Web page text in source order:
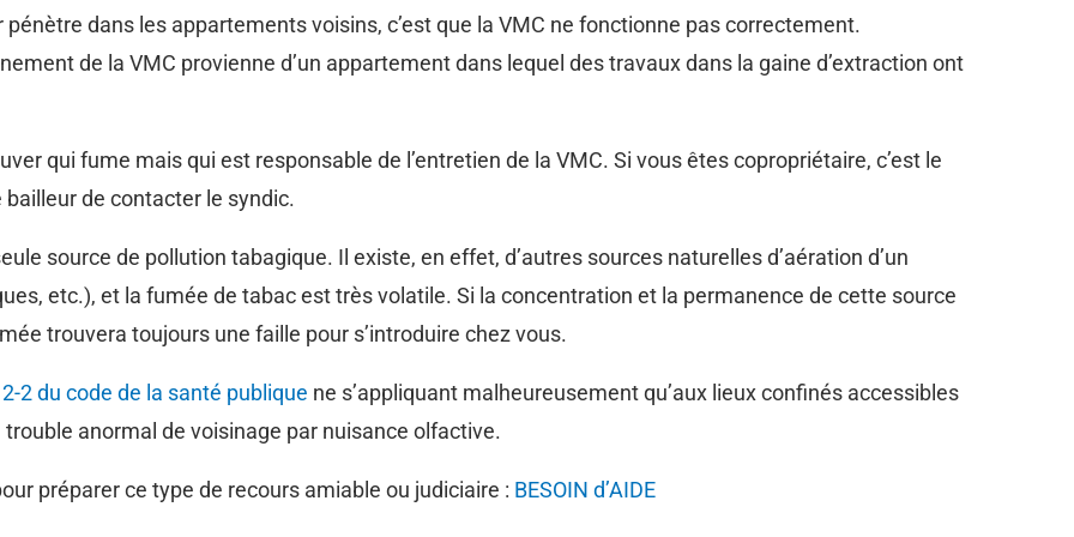
pénètre dans les appartements voisins, c’est que la VMC ne fonctionne pas correctement.
de la VMC provienne d’un appartement dans lequel des travaux dans la gaine d’extraction ont
qui fume mais qui est responsable de l’entretien de la VMC. Si vous êtes copropriétaire, c’est le
de contacter le syndic.
source de pollution tabagique. Il existe, en effet, d’autres sources naturelles d’aération d’un
etc.), et la fumée de tabac est très volatile. Si la concentration et la permanence de cette source
trouvera toujours une faille pour s’introduire chez vous.
2 du code de la santé publique ne s’appliquant malheureusement qu’aux lieux confinés accessibles
anormal de voisinage par nuisance olfactive.
préparer ce type de recours amiable ou judiciaire : BESOIN d’AIDE